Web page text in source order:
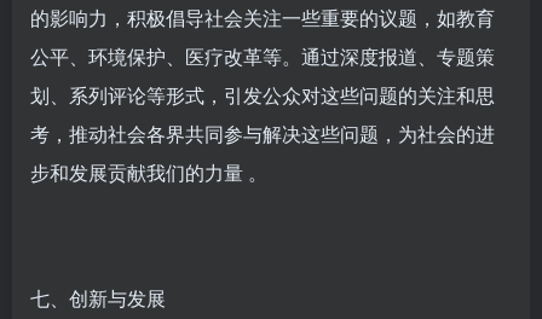
的影响力，积极倡导社会关注一些重要的议题，如教育
公平、环境保护、医疗改革等。通过深度报道、专题策
划、系列评论等形式，引发公众对这些问题的关注和思
考，推动社会各界共同参与解决这些问题，为社会的进
步和发展贡献我们的力量 。
七、创新与发展